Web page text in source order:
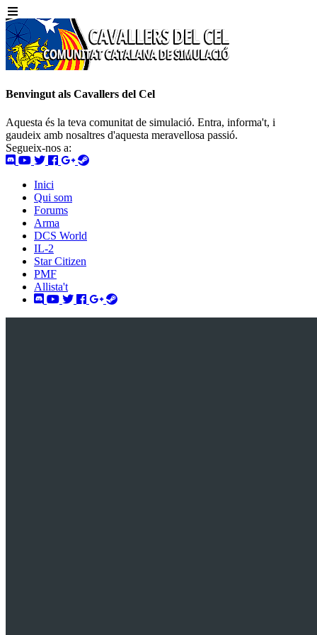
Benvingut als Cavallers del Cel
Aquesta és la teva comunitat de simulació. Entra, informa't, i
gaudeix amb nosaltres d'aquesta meravellosa passió.
Segueix-nos a:
Inici
Qui som
Forums
Arma
DCS World
IL-2
Star Citizen
PMF
Allista't